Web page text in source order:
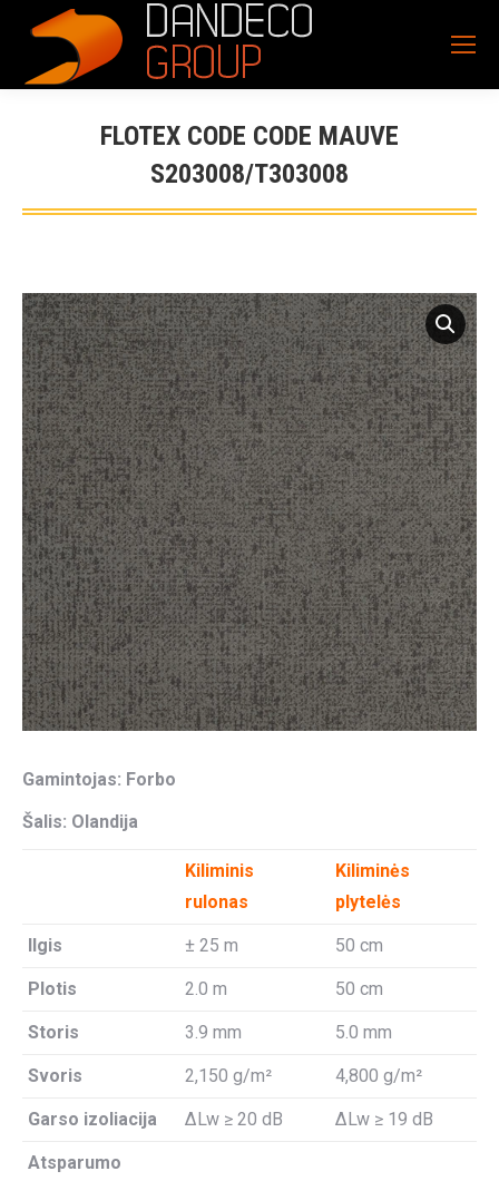
FLOTEX CODE CODE MAUVE
S203008/T303008
Gamintojas: Forbo
Šalis: Olandija
Kiliminis
rulonas
Kiliminės
plytelės
Ilgis ± 25 m 50 cm
Plotis 2.0 m 50 cm
Storis 3.9 mm 5.0 mm
Svoris 2,150 g/m² 4,800 g/m²
Garso izoliacija ΔLw ≥ 20 dB ΔLw ≥ 19 dB
Atsparumo